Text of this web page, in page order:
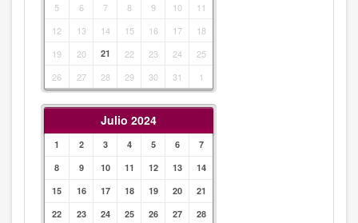
5 6 7 8 9 10
11
12
13 14 15 16 17
18
19
20 21 22 23 24
25
26
27 28 29 30 31 1
Julio 2024
1 2 3 4 5 6
7
8
9 10 11 12 13
14
15
16 17 18 19 20
21
22
23 24 25 26 27
28